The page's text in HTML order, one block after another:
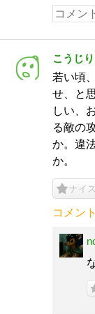
こうじ
若い頃
せ、と
しい、
る敵の
か。違
か。
ナイス
コメン